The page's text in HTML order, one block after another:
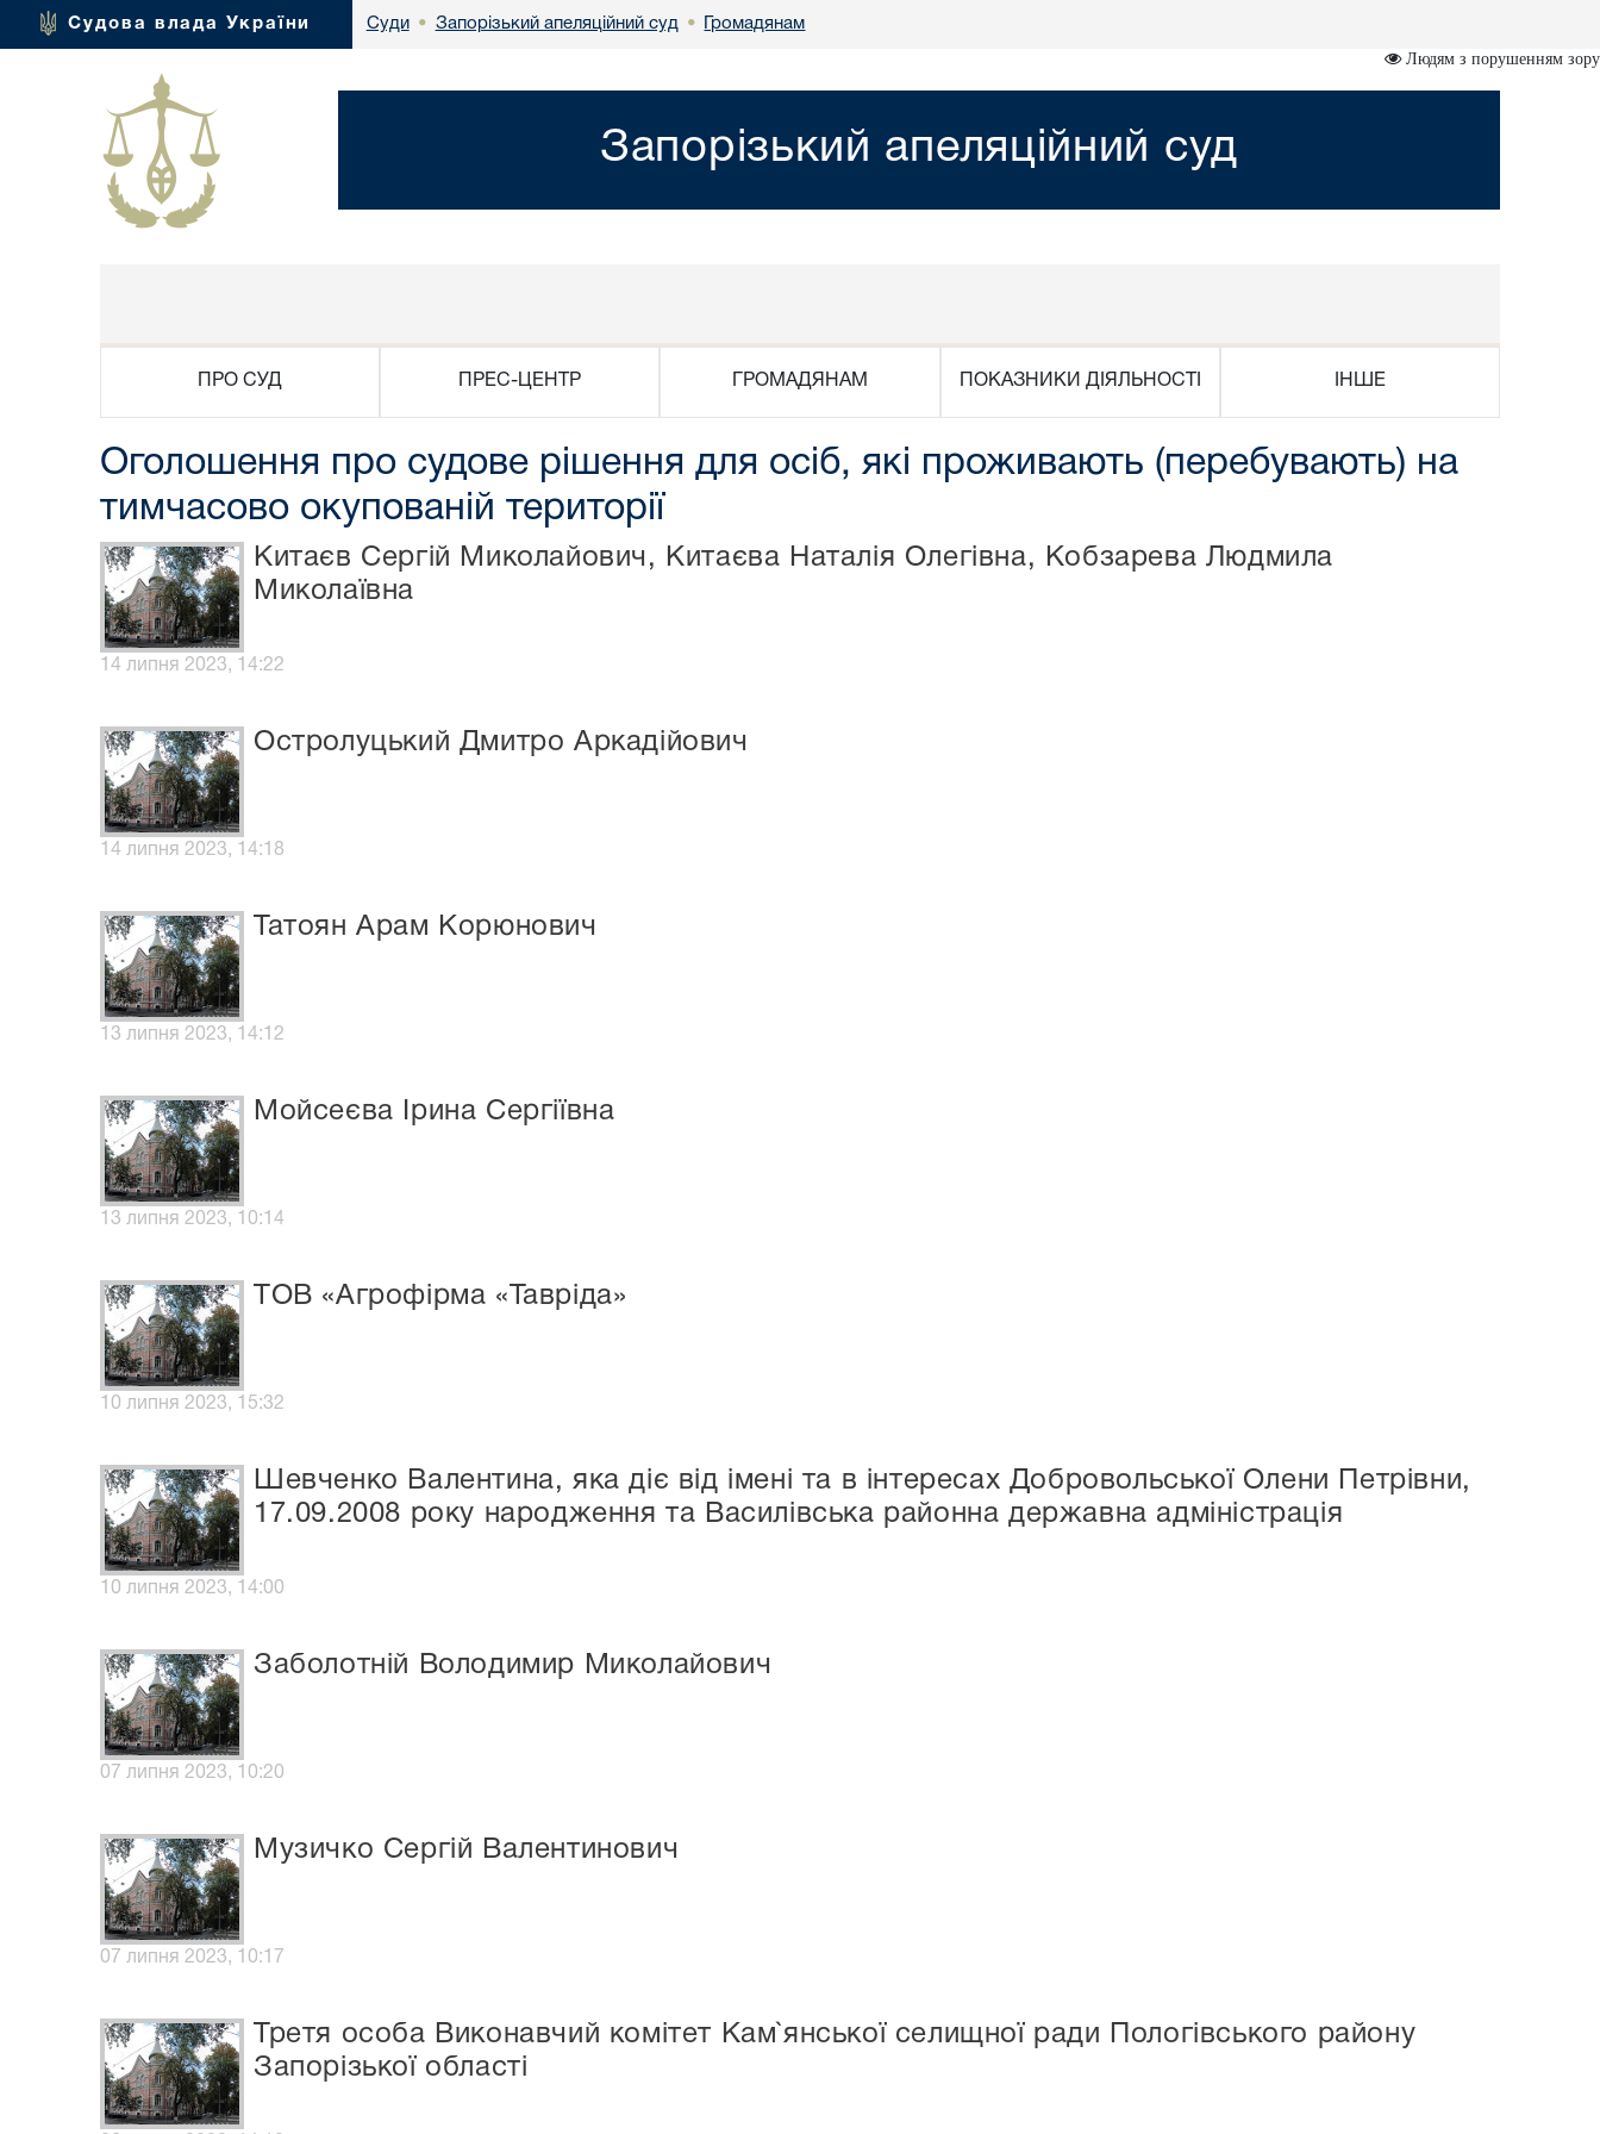
Судова влада України Суди • Запорізький апеляційний суд • Громадянам
Людям з порушенням зору
Запорізький апеляційний суд
ПРО СУД ПРЕС-ЦЕНТР ГРОМАДЯНАМ ПОКАЗНИКИ ДІЯЛЬНОСТІ ІНШЕ
Оголошення про судове рішення для осіб, які проживають (перебувають) на
тимчасово окупованій території
Китаєв Сергій Миколайович, Китаєва Наталія Олегівна, Кобзарева Людмила
Миколаївна
14 липня 2023, 14:22
Остролуцький Дмитро Аркадійович
14 липня 2023, 14:18
Татоян Арам Корюнович
13 липня 2023, 14:12
Мойсеєва Ірина Сергіївна
13 липня 2023, 10:14
ТОВ «Агрофірма «Тавріда»
10 липня 2023, 15:32
Шевченко Валентина, яка діє від імені та в інтересах Добровольської Олени Петрівни,
17.09.2008 року народження та Василівська районна державна адміністрація
10 липня 2023, 14:00
Заболотній Володимир Миколайович
07 липня 2023, 10:20
Музичко Сергій Валентинович
07 липня 2023, 10:17
Третя особа Виконавчий комітет Кам`янської селищної ради Пологівського району
Запорізької області